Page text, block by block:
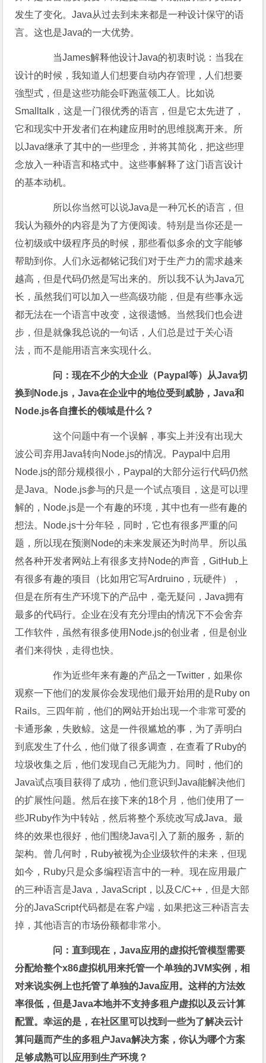
发生了变化。Java从过去到未来都是一种设计保守的语
言。这也是Java的一大优势。
当James解释他设计Java的初衷时说：当我在
设计的时候，我知道人们想要自动内存管理，人们想要
強型式，但是这些功能会吓跑蓝领工人。比如说
Smalltalk，这是一门很优秀的语言，但是它太先进了，
它和现实中开发者们在构建应用时的思维脱离开来。所
以Java继承了其中的一些理念，并将其简化，把这些理
念放入一种语言和格式中。这些事解释了这门语言设计
的基本动机。
所以你当然可以说Java是一种冗长的语言，但
我认为额外的内容是为了方便阅读。特别是当你还是一
位初级或中级程序员的时候，那些看似多余的文字能够
帮助到你。人们永远都铭记我们对于生产力的需求越来
越高，但是代码仍然是写出来的。所以我不认为Java冗
长，虽然我们可以加入一些高级功能，但是有些事永远
都无法在一个语言中改变，这很遗憾。当然我们也会进
步，但是就像我总说的一句话，人们总是过于关心语
法，而不是能用语言来实现什么。
问：现在不少的大企业（Paypal等）从Java切
换到Node.js，Java在企业中的地位受到威胁，Java和
Node.js各自擅长的领域是什么？
这个问题中有一个误解，事实上并没有出现大
波公司弃用Java转向Node.js的情况。Paypal中启用
Node.js的部分规模很小，Paypal的大部分运行代码仍然
是Java。Node.js参与的只是一个试点项目，这是可以理
解的，Node.js是一个有趣的环境，其中也有一些有趣的
想法。Node.js十分年轻，同时，它也有很多严重的问
题，所以现在预测Node的未来发展还为时尚早。所以虽
然各种开发者网站上有很多支持Node的声音，GitHub上
有很多有趣的项目（比如用它写Ardruino，玩硬件），
但是在所有生产环境下的产品中，毫无疑问，Java拥有
最多的代码行。企业在没有充分理由的情况下不会舍弃
工作软件，虽然有很多使用Node.js的创业者，但是创业
者们来得快，走得也快。
作为近些年来有趣的产品之一Twitter，如果你
观察一下他们的发展你会发现他们最开始用的是Ruby on
Rails。三四年前，他们的网站开始出现一个非常可爱的
卡通形象，失败鲸。这是一件很尴尬的事，为了弄明白
到底发生了什么，他们做了很多调查，在查看了Ruby的
垃圾收集之后，他们发现自己无能为力。同时，他们的
Java试点项目获得了成功，他们意识到Java能解决他们
的扩展性问题。然后在接下来的18个月，他们使用了一
些JRuby作为中转站，然后将整个系统改写成Java。最
终的效果也很好，他们围绕Java引入了新的服务，新的
架构。曾几何时，Ruby被视为企业级软件的未来，但现
如今，Ruby只是众多编程语言中的一种。现在应用最广
的三种语言是Java，JavaScript，以及C/C++，但是大部
分的JavaScript代码都是在客户端，如果把这三种语言去
掉，其他语言的市场份额都非常小。
问：直到现在，Java应用的虚拟托管模型需要
分配给整个x86虚拟机用来托管一个单独的JVM实例，相
对来说实例上也托管了单独的Java应用。这样的方法效
率很低，但是Java本地并不支持多租户虚拟以及云计算
配置。幸运的是，在社区里可以找到一些为了解决云计
算问题而产生的多租户Java解决方案，你认为哪个方案
足够成熟可以应用到生产环境？